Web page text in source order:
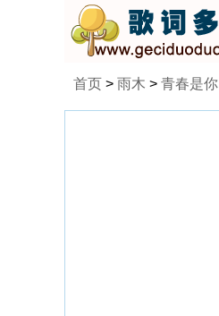
首页 > 雨木 > 青春是你